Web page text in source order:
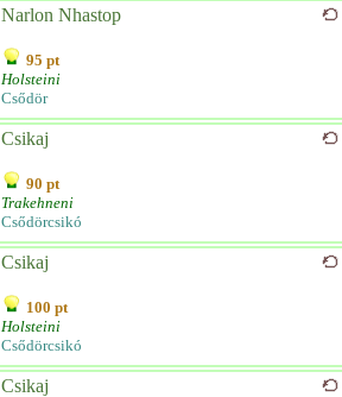
Narlon Nhastop
95 pt
Holsteini
Csődör
Csikaj
90 pt
Trakehneni
Csődörcsikó
Csikaj
100 pt
Holsteini
Csődörcsikó
Csikaj